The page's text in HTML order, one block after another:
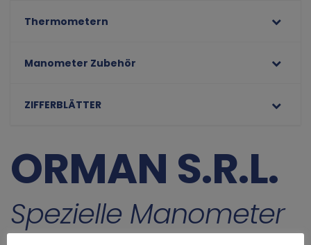
Thermometern
Manometer Zubehör
ZIFFERBLÄTTER
ORMAN S.R.L.
Spezielle Manometer